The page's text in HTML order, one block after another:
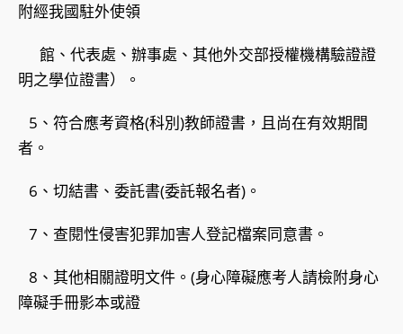
附經我國駐外使領
館、代表處、辦事處、其他外交部授權機構驗證證
明之學位證書）。
5、符合應考資格(科別)教師證書，且尚在有效期間
者。
6、切結書、委託書(委託報名者)。
7、查閱性侵害犯罪加害人登記檔案同意書。
8、其他相關證明文件。(身心障礙應考人請檢附身心
障礙手冊影本或證